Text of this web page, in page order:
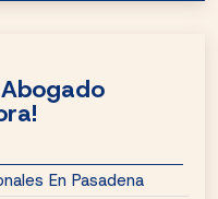
En Pasadena